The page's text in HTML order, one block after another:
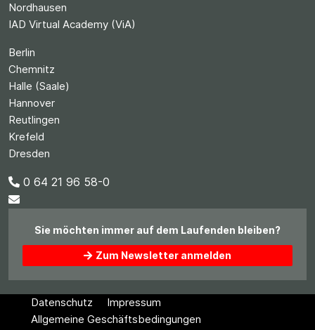
Nordhausen
IAD Virtual Academy (ViA)
Berlin
Chemnitz
Halle (Saale)
Hannover
Reutlingen
Krefeld
Dresden
0 64 21 96 58-0
Sie möchten immer auf dem Laufenden bleiben?
Zum Newsletter anmelden
Datenschutz
Impressum
Allgemeine Geschäftsbedingungen